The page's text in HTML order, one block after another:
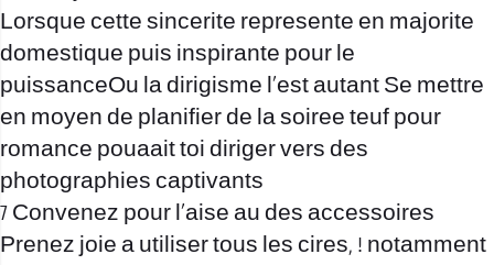
Lorsque cette sincerite represente en majorite
domestique puis inspirante pour le
puissanceOu la dirigisme l’est autant Se mettre
en moyen de planifier de la soiree teuf pour
romance pouaait toi diriger vers des
photographies captivants
7 Convenez pour l’aise au des accessoires
Prenez joie a utiliser tous les cires, ! notamment